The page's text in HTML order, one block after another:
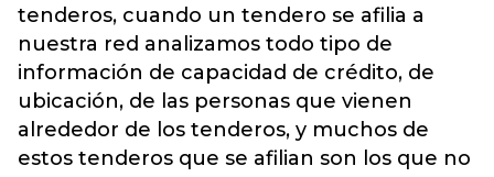
tenderos, cuando un tendero se afilia a
nuestra red analizamos todo tipo de
información de capacidad de crédito, de
ubicación, de las personas que vienen
alrededor de los tenderos, y muchos de
estos tenderos que se afilian son los que no